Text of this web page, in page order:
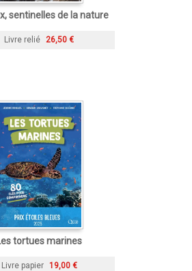
sentinelles de la nature
Livre relié 26,50 €
tortues marines
Livre papier 19,00 €